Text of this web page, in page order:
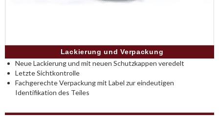
Lackierung und Verpackung
Neue Lackierung und mit neuen Schutzkappen veredelt
Letzte Sichtkontrolle
Fachgerechte Verpackung mit Label zur eindeutigen
Identifikation des Teiles